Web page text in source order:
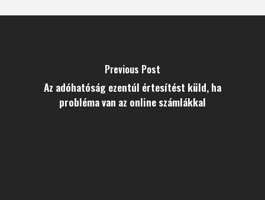
Previous Post
Az adóhatóság ezentúl értesítést küld, ha
probléma van az online számlákkal